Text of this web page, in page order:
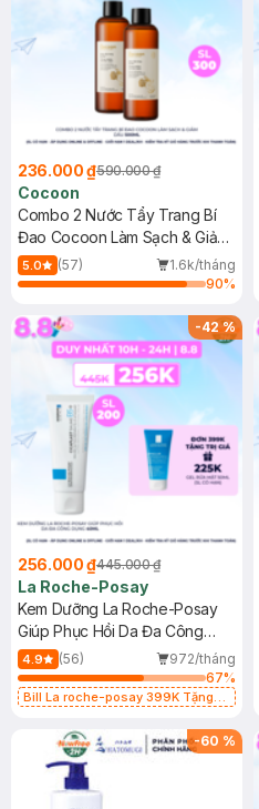
236.000 ₫590.000 ₫
Cocoon
Combo 2 Nước Tẩy Trang Bí
Đao Cocoon Làm Sạch & Giảm
Dầu 500ml
5.0 (57)
1.6k/tháng
90%
-42%
256.000 ₫445.000 ₫
La Roche-Posay
Kem Dưỡng La Roche-Posay
Giúp Phục Hồi Da Đa Công
Dụng 40ml
4.9 (56)
972/tháng
67%
Bill La roche-posay 399K Tặng
(SL có hạn)
-60 %